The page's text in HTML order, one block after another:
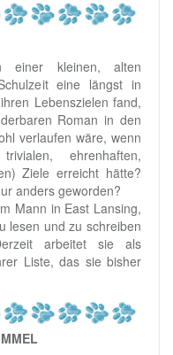
einer kleinen, alten
eine längst in
Lebenszielen fand,
Roman in den
verlaufen wäre, wenn
ehrenhaften,
Ziele erreicht hätte?
anders geworden?
Mann in East Lansing,
lesen und zu schreiben
arbeitet sie als
Liste, das sie bisher